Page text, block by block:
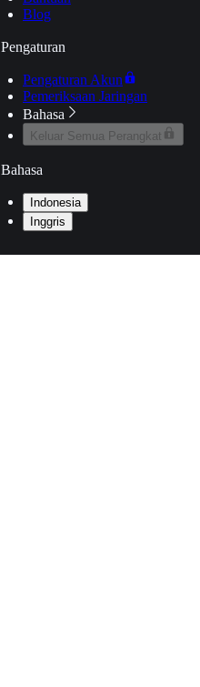
Blog
Pengaturan
Pengaturan Akun
Pemeriksaan Jaringan
Bahasa
Keluar Semua Perangkat
Bahasa
Indonesia
Inggris